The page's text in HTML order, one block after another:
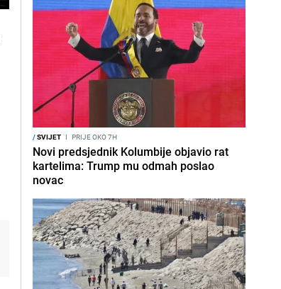
/SVIJET I PRIJE OKO 7H
Novi predsjednik Kolumbije objavio rat
kartelima: Trump mu odmah poslao
novac